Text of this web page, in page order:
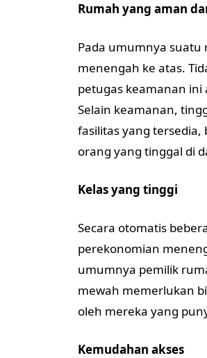
Rumah yang aman
Pada umumnya suatu
menengah ke atas.
petugas keamanan
Selain keamanan,
fasilitas yang
orang yang tinggal di
Kelas yang tinggi
Secara otomatis
perekonomian
umumnya pemilik
mewah memerlukan
oleh mereka yang
Kemudahan akses